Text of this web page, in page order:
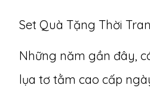
Set Quà Tặng Thời
Những năm gần đây,
lụa tơ tằm cao cấp